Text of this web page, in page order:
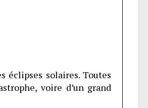
éclipses solaires. Toutes
voire d’un grand